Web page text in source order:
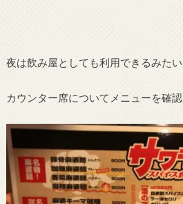
夜は飲み屋としても利用できるみたい
カウンター席についてメニューを確認